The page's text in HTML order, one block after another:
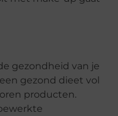
gezondheid van je
gezond dieet vol
producten.